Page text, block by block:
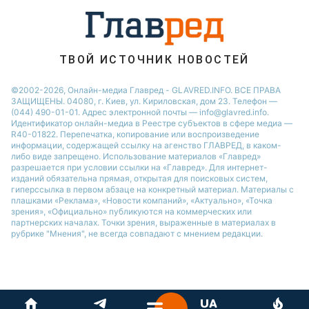
ТВОЙ ИСТОЧНИК НОВОСТЕЙ
©2002-2026, Онлайн-медиа Главред - GLAVRED.INFO. ВСЕ ПРАВА
ЗАЩИЩЕНЫ. 04080, г. Киев, ул. Кириловская, дом 23. Телефон —
(044) 490-01-01. Адрес электронной почты — info@glavred.info.
Идентификатор онлайн-медиа в Реестре cубъектов в сфере медиа —
R40-01822. Перепечатка, копирование или воспроизведение
информации, содержащей ссылку на агенство ГЛАВРЕД, в каком-
либо виде запрещено. Использование материалов «Главред»
разрешается при условии ссылки на «Главред». Для интернет-
изданий обязательна прямая, открытая для поисковых систем,
гиперссылка в первом абзаце на конкретный материал. Материалы с
плашками «Реклама», «Новости компаний», «Актуально», «Точка
зрения», «Официально» публикуются на коммерческих или
партнерских началах. Точки зрения, выраженные в материалах в
рубрике "Мнения", не всегда совпадают с мнением редакции.